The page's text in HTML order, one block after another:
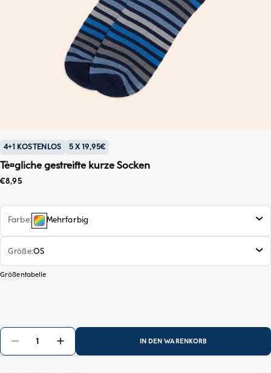
4+1 KOSTENLOS 5 X 19,95€
Tè¤gliche gestreifte kurze Socken
Sonderpreis
€8,95
Farbe Mehrfarbig
Größe OS
Größentabelle
IN DEN WARENKORB